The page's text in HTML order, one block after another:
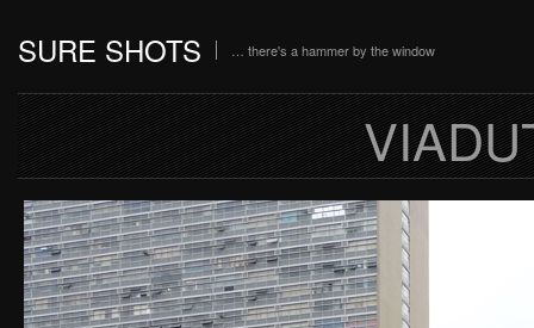
SURE SHOTS … there's a hammer by the window